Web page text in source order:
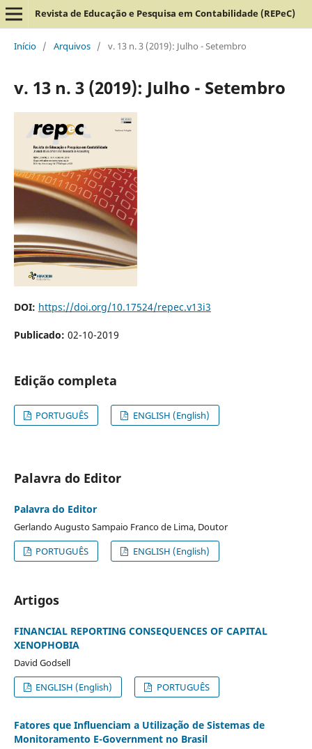
Revista de Educação e Pesquisa em Contabilidade (REPeC)
Início / Arquivos / v. 13 n. 3 (2019): Julho - Setembro
v. 13 n. 3 (2019): Julho - Setembro
DOI: https://doi.org/10.17524/repec.v13i3
Publicado: 02-10-2019
Edição completa
PORTUGUÊS ENGLISH (English)
Palavra do Editor
Palavra do Editor
Gerlando Augusto Sampaio Franco de Lima, Doutor
PORTUGUÊS
ENGLISH (English)
Artigos
FINANCIAL REPORTING CONSEQUENCES OF CAPITAL
XENOPHOBIA
David Godsell
ENGLISH (English)
PORTUGUÊS
Fatores que Influenciam a Utilização de Sistemas de
Monitoramento E-Government no Brasil